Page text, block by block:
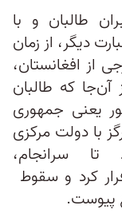
طالبان و با
دیگر، از زمان
از افغانستان،
که طالبان
یعنی جمهوری
با دولت مرکزی
تا سرانجام،
کرد و سقوط
پیوست.